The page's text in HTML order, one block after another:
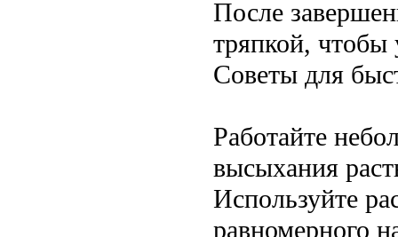
После
тряпкой, чтобы
Советы для
Работайте
высыхания
Используйте
равномерного